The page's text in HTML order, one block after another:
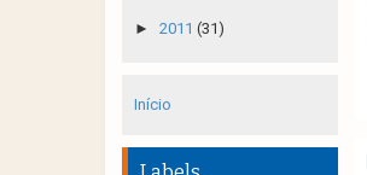
► 2011 (31)
Início